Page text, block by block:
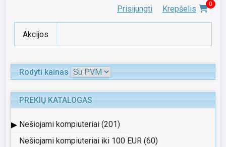
Prisijungti Krepšelis 0
Akcijos
Rodyti kainas
PREKIŲ KATALOGAS
▸ Nešiojami kompiuteriai (201)
Nešiojami kompiuteriai iki 100 EUR (60)